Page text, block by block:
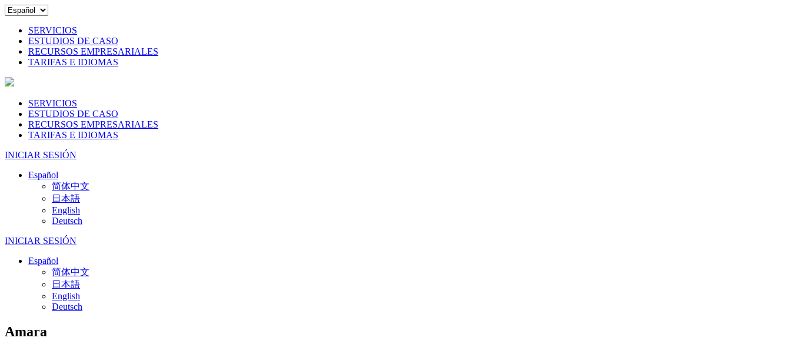
SERVICIOS
ESTUDIOS DE CASO
RECURSOS EMPRESARIALES
TARIFAS E IDIOMAS
SERVICIOS
ESTUDIOS DE CASO
RECURSOS EMPRESARIALES
TARIFAS E IDIOMAS
INICIAR SESIÓN
Español
简体中文
日本語
English
Deutsch
INICIAR SESIÓN
Español
简体中文
日本語
English
Deutsch
Amara